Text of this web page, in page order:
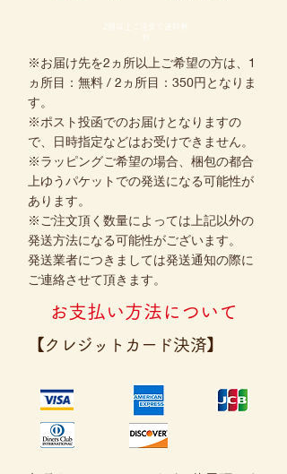
2個以上ご注文で送料無
※お届け先を2ヵ所以上ご希望の方は、1
ヵ所目：無料 / 2ヵ所目：350円となりま
す。
※ポスト投函でのお届けとなりますの
で、日時指定などはお受けできません。
※ラッピングご希望の場合、梱包の都合
上ゆうパケットでの発送になる可能性が
あります。
※ご注文頂く数量によっては上記以外の
発送方法になる可能性がございます。
発送業者につきましては発送通知の際に
ご連絡させて頂きます。
お支払い方法について
【クレジットカード決済】